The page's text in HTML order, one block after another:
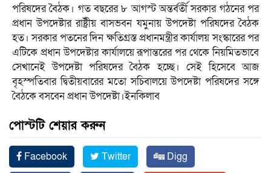
পরিষদের বৈঠক। গত বছরের ৮ আগস্ট অন্তর্বর্তী সরকার গঠনের পর
প্রধান উপদেষ্টার রাষ্ট্রীয় বাসভবন যমুনায় উপদেষ্টা পরিষদের বৈঠক
হত। সরকার পতনের দিন ক্ষতিগ্রস্ত প্রধানমন্ত্রীর কার্যালয় সংস্কারের পর
এটিকে প্রধান উপদেষ্টার কার্যালয়ে রূপান্তরের পর থেকে নিয়মিতভাবে
সেখানেই উপদেষ্টা পরিষদের বৈঠক হচ্ছে। সেই হিসেবে আজ
বৃহস্পতিবার দ্বিতীয়বারের মতো সচিবালয়ে উপদেষ্টা পরিষদের সঙ্গে
বৈঠকে বসবেন প্রধান উপদেষ্টা।ইনকিলাব
পোস্টটি শেয়ার করুন
Facebook Twitter
Digg